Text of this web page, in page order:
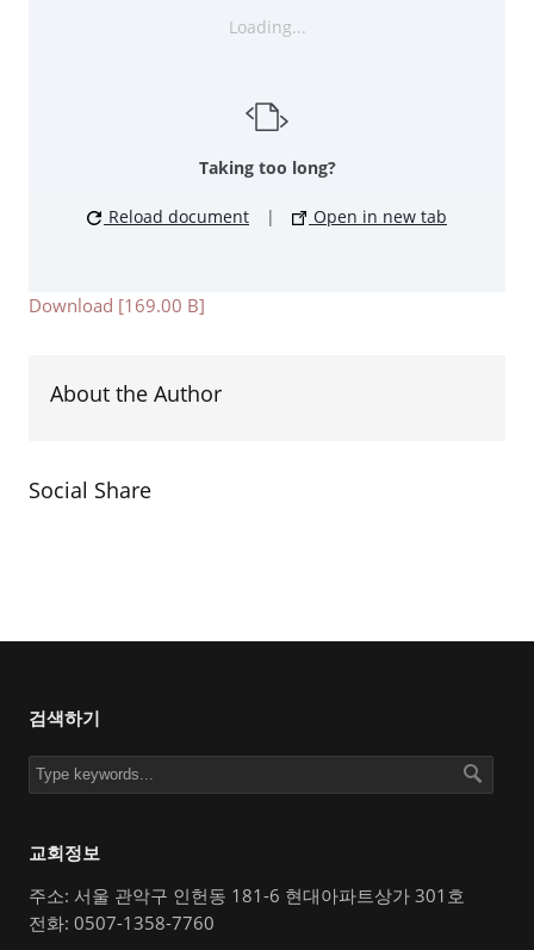
Loading...
Taking too long?
Reload document | Open in new tab
Download [169.00 B]
About the Author
Social Share
검색하기
교회정보
주소: 서울 관악구 인헌동 181-6 현대아파트상가 301호
전화: 0507-1358-7760